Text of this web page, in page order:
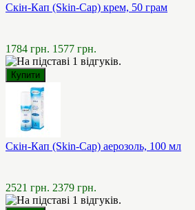
Скін-Кап (Skin-Cap) крем, 50 грам
1784 грн. 1577 грн.
Скін-Кап (Skin-Cap) аерозоль, 100 мл
2521 грн. 2379 грн.